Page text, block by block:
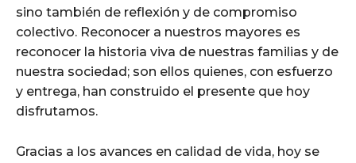
sino también de reflexión y de compromiso
colectivo. Reconocer a nuestros mayores es
reconocer la historia viva de nuestras familias y de
nuestra sociedad; son ellos quienes, con esfuerzo
y entrega, han construido el presente que hoy
disfrutamos.
Gracias a los avances en calidad de vida, hoy se